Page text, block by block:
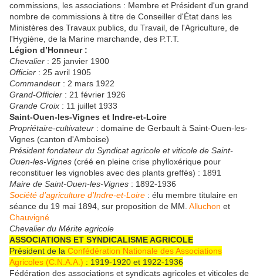
commissions, les associations : Membre et Président d'un grand
nombre de commissions à titre de Conseiller d'État dans les
Ministères des Travaux publics, du Travail, de l'Agriculture, de
l'Hygiène, de la Marine marchande, des P.T.T.
Légion d’Honneur :
Chevalier : 25 janvier 1900
Officier : 25 avril 1905
Commandeur : 2 mars 1922
Grand-Officier : 21 février 1926
Grande Croix : 11 juillet 1933
Saint-Ouen-les-Vignes et Indre-et-Loire
Propriétaire-cultivateur : domaine de Gerbault à Saint-Ouen-les-
Vignes (canton d'Amboise)
Président fondateur du Syndicat agricole et viticole de Saint-
Ouen-les-Vignes (créé en pleine crise phylloxérique pour
reconstituer les vignobles avec des plants greffés) : 1891
Maire de Saint-Ouen-les-Vignes : 1892-1936
Société d’agriculture d’Indre-et-Loire : élu membre titulaire en
séance du 19 mai 1894, sur proposition de MM. Alluchon et
Chauvigné
Chevalier du Mérite agricole
ASSOCIATIONS ET SYNDICALISME AGRICOLE
Président de la Confédération Nationale des Associations
Agricoles (C.N.A.A.) : 1919-1920 et 1922-1936
Fédération des associations et syndicats agricoles et viticoles de